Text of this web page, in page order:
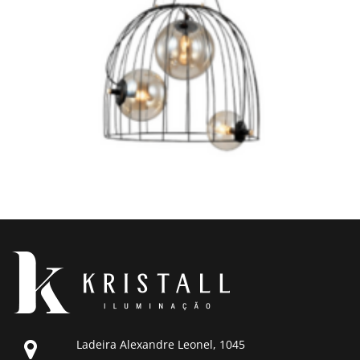
Ladeira Alexandre Leonel, 1045